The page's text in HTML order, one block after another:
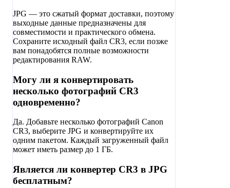
JPG — это сжатый формат доставки, поэтому
выходные данные предназначены для
совместимости и практического обмена.
Сохраните исходный файл CR3, если позже
вам понадобятся полные возможности
редактирования RAW.
Могу ли я конвертировать
несколько фотографий CR3
одновременно?
Да. Добавьте несколько фотографий Canon
CR3, выберите JPG и конвертируйте их
одним пакетом. Каждый загруженный файл
может иметь размер до 1 ГБ.
Является ли конвертер CR3 в JPG
бесплатным?